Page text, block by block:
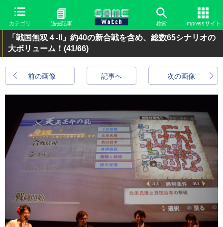
カテゴリ 過去記事 検索 Impressサイト
「戦国無双４-II」約40の新合戦を含め、総数65シナリオの
大ボリューム！ (41/66)
前の画像 次の画像
記事へ